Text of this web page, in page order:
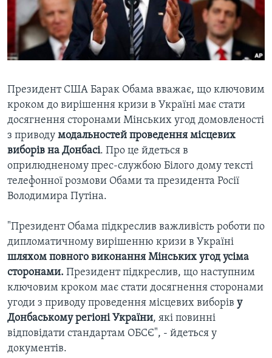
СУСПІЛЬСТВО
ЕКОНОМІКА
ІСТОРІЇ УСПІХУ УКРАЇНЦІВ
ТЕЛЕПРОГРАМИ
ЧАС-TIME
СТУДІЯ ВАШИНГТОН
ВІКНО В АМЕРИКУ
ПРАЙМ-ТАЙМ
ПОГЛЯД З ВАШИНГТОНА
ENGLISH
МИ В СОЦМЕРЕЖАХ
Мови
Президент США Барак Обама вважає, що ключовим
кроком до вирішення кризи в Україні має стати
досягнення сторонами Мінських угод домовленості
з приводу модальностей проведення місцевих
виборів на Донбасі. Про це йдеться в
оприлюдненому прес-службою Білого дому тексті
телефонної розмови Обами та президента Росії
Володимира Путіна.
"Президент Обама підкреслив важливість роботи по
дипломатичному вирішенню кризи в Україні
шляхом повного виконання Мінських угод усіма
сторонами. Президент підкреслив, що наступним
ключовим кроком має стати досягнення сторонами
угоди з приводу проведення місцевих виборів у
Донбаському регіоні України, які повинні
відповідати стандартам ОБСЄ", - йдеться у
документів.